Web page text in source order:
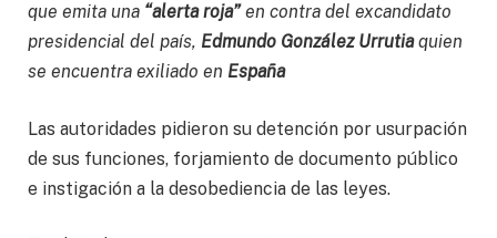
que emita una “alerta roja”en contra del excandidato
presidencial del país, Edmundo González Urrutiaquien
se encuentra exiliado en España
Las autoridades pidieron su detención por usurpación
de sus funciones, forjamiento de documento público
e instigación a la desobediencia de las leyes.